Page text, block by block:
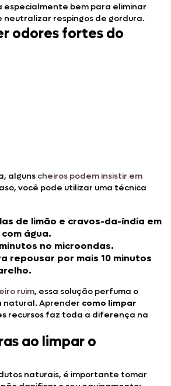
especialmente bem para eliminar
neutralizar respingos de gordura.
odores fortes do
alguns cheiros podem insistir em
você pode utilizar uma técnica
de limão e cravos-da-índia em
água.
no microondas.
repousar por mais 10 minutos
ruim, essa solução perfuma o
natural. Aprender como limpar
recursos faz toda a diferença na
ao limpar o
naturais, é importante tomar